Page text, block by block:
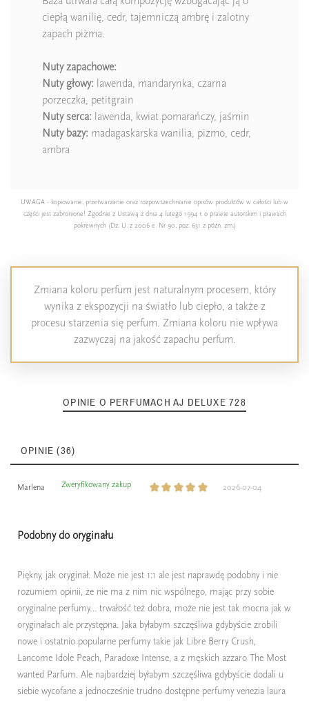
ciepłą wanilię, cedr, tajemniczą ambrę i zalotny
zapach piżma.
Nuty zapachowe:
Nuty głowy: lawenda, mandarynka, czarna
porzeczka, petitgrain
Nuty serca: lawenda, kwiat pomarańczy, jaśmin
Nuty bazy: madagaskarska wanilia, piżmo, cedr,
ambra
UWAGA - kopiowanie, przetwarzanie oraz rozpowszechnianie opisów produktów w całości lub w
części jest zabronione! Zgodnie z Ustawą z dnia 4 lutego 1994 r. o prawie autorskim i prawach
pokrewnych (Dz. U. z 2006 e. Nr 90, poz. 631 z późn. zm.)
Zmiana koloru perfum jest naturalnym procesem, który
wynika z ekspozycji na światło lub ciepło, a także z
procesu starzenia się perfum. Zmiana koloru nie wpływa
zazwyczaj na jakość zapachu perfum.
OPINIE O PERFUMACH AJ DELUXE 728
OPINIE (36)
Marlena Zweryfikowany zakup 2026-07-04
Podobny do oryginału
Piękny, jak oryginał. Może nie jest 1:1 ale jest naprawdę podobny i nie
rozumiem opinii, że nie ma z nim nic wspólnego, mając przy sobie
oryginalne perfumy… trwałość też dobra, może nie jest tak mocna jak w
oryginałach ale przystępna. Jaka byłabym szczęśliwa gdybyście zrobili
nowe i ostatnio popularne perfumy takie jak Libre Berry Crush,
Lancome Idole Peach, Paradoxe Intense, a z męskich azzaro The Most
wanted Parfum. Ale najbardziej byłabym szczęśliwa gdybyście dodali u
siebie wycofane a jednocześnie trudno dostępne perfumy venezia laura